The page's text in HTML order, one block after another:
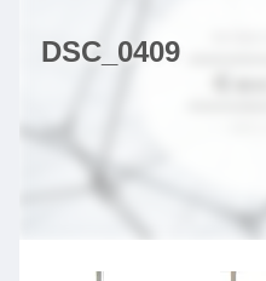
DSC_0409